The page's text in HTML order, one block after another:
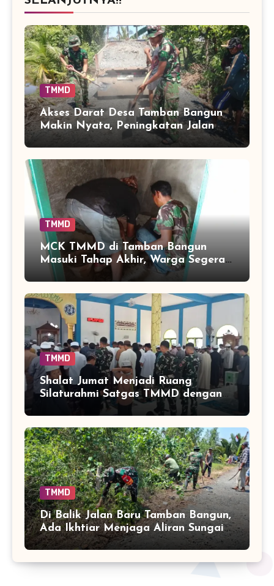
TMMD
Akses Darat Desa Tamban Bangun
Makin Nyata, Peningkatan Jalan
TMMD Sentuh 90 Persen
TMMD
MCK TMMD di Tamban Bangun
Masuki Tahap Akhir, Warga Segera
Nikmati Fasilitas Sanitasi yang
Lebih Layak
TMMD
Shalat Jumat Menjadi Ruang
Silaturahmi Satgas TMMD dengan
Warga Tamban Bangun
TMMD
Di Balik Jalan Baru Tamban Bangun,
Ada Ikhtiar Menjaga Aliran Sungai
Tetap Hidup